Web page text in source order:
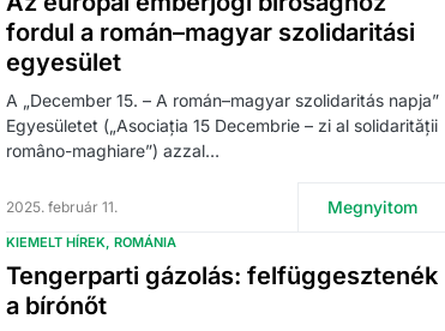
fordul a román–magyar szolidaritási
egyesület
A „December 15. – A román–magyar szolidaritás napja”
Egyesületet („Asociația 15 Decembrie – zi al solidarității
româno-maghiare”) azzal…
2025. február 11. Megnyitom
KIEMELT HÍREK ROMÁNIA
Tengerparti gázolás: felfüggesztenék
a bírónőt